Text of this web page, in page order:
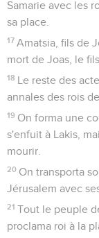
Samarie.
14
Menahem, le
Samarie. Il frappa
Samarie et il
15 Le reste des
formée, cela est
16 Alors Menahem
s’y trouvaient,
frappa parce
fendit le ventre de
Menahem,
17 La trente-